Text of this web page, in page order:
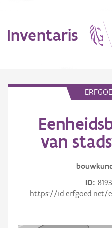
Inventaris
Erfgoedobject
Aanduidingsobject
van
ID
https://id.erfgoed.net/